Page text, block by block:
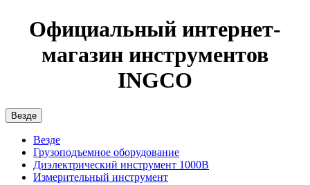
Официальный интернет-
магазин инструментов
INGCO
Везде
Везде
Грузоподъемное оборудование
Диэлектрический инструмент 1000В
Измерительный инструмент